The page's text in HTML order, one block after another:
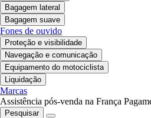
Bagagem lateral
Bagagem suave
Fones de ouvido
Proteção e visibilidade
Navegação e comunicação
Equipamento do motociclista
Liquidação
Marcas
Assistência pós-venda na França
Pesquisar